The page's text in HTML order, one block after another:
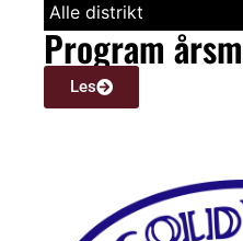
Alle distrikt
Program
Les